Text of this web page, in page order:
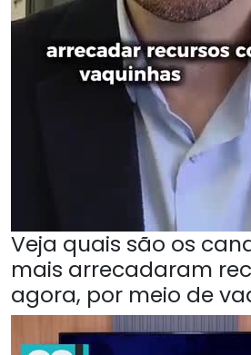
Veja quais são os
mais arrecadaram
agora, por meio de